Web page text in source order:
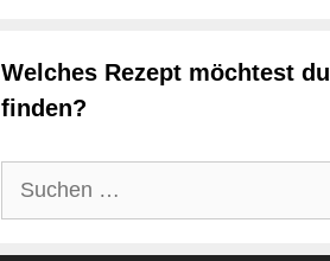
Welches Rezept möchtest du
finden?
nach: